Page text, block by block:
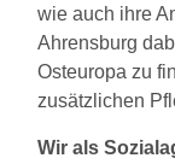
wie auch ihre
Ahrensburg
Osteuropa zu
zusätzlichen
Wir als